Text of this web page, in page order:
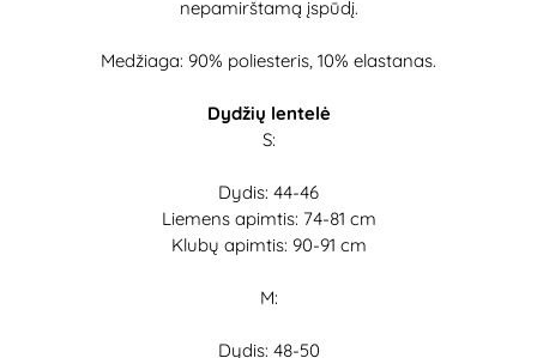
nepamirštamą įspūdį.
Medžiaga: 90% poliesteris, 10% elastanas.
Dydžių lentelė
S:
Dydis: 44-46
Liemens apimtis: 74-81 cm
Klubų apimtis: 90-91 cm
M:
Dydis: 48-50